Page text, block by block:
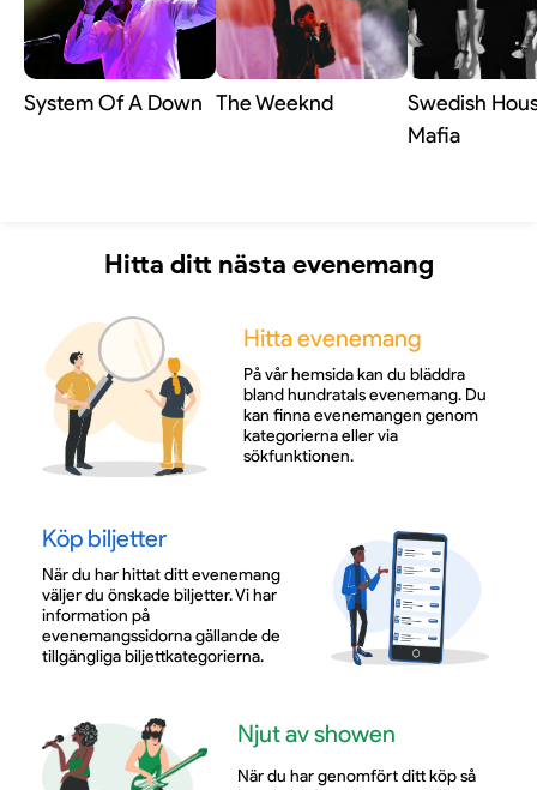
System Of A Down The Weeknd
Swedish
Mafia
Hitta ditt nästa evenemang
Hitta evenemang
På vår hemsida kan du bläddra
bland hundratals evenemang. Du
kan finna evenemangen genom
kategorierna eller via
sökfunktionen.
Köp biljetter
När du har hittat ditt evenemang
väljer du önskade biljetter. Vi har
information på
evenemangssidorna gällande de
tillgängliga biljettkategorierna.
Njut av showen
När du har genomfört ditt köp så